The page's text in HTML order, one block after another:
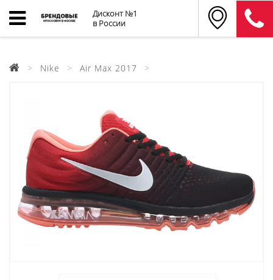
Дисконт №1
в России
Nike Air Max 2017